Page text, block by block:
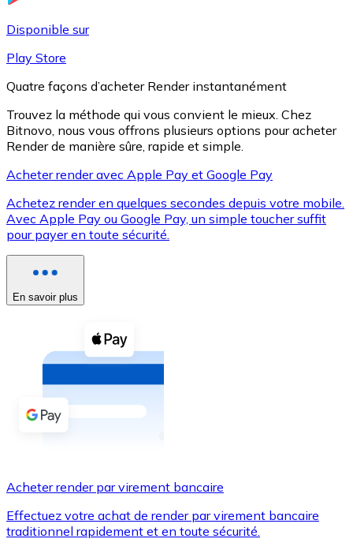
XRP
XRP
Voir toutes
Coupons crypto
Achetez des cryptomonnaies en espèces et d'autres
Acheter avec espèces
Virement SEPA
Utilisez les cartes Visa et Mastercard pour acheter
Disponible sur
Play Store
Quatre façons d’acheter Render instantanément
Trouvez la méthode qui vous convient le mieux. Chez
Bitnovo, nous vous offrons plusieurs options pour acheter
Render de manière sûre, rapide et simple.
Acheter render avec Apple Pay et Google Pay
Achetez render en quelques secondes depuis votre mobile.
Avec Apple Pay ou Google Pay, un simple toucher suffit
pour payer en toute sécurité.
En savoir plus
Acheter render par virement bancaire
Effectuez votre achat de render par virement bancaire
traditionnel rapidement et en toute sécurité.